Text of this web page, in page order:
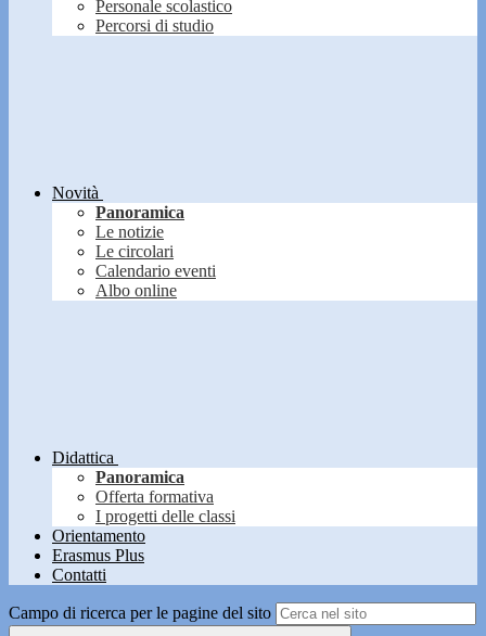
Personale scolastico
Percorsi di studio
Novità
Panoramica
Le notizie
Le circolari
Calendario eventi
Albo online
Didattica
Panoramica
Offerta formativa
I progetti delle classi
Orientamento
Erasmus Plus
Contatti
Campo di ricerca per le pagine del sito